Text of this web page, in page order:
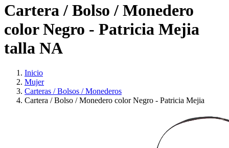
Cartera / Bolso / Monedero
color Negro - Patricia Mejia
talla NA
Inicio
Mujer
Carteras / Bolsos / Monederos
Cartera / Bolso / Monedero color Negro - Patricia Mejia